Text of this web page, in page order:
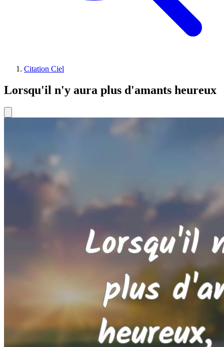
Citation Ciel
Lorsqu'il n'y aura plus d'amants heureux